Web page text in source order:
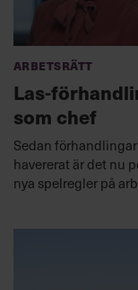
Arbetsrätt
Las-
som chef
Sedan
havererat är det nu
nya spelregler på